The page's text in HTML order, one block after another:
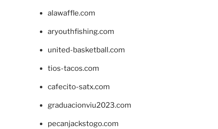
alawaffle.com
aryouthfishing.com
united-basketball.com
tios-tacos.com
cafecito-satx.com
graduacionviu2023.com
pecanjackstogo.com